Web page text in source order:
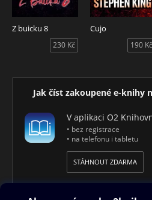
Z buicku 8
230 Kč
Cujo
190 Kč
Jak číst zakoupené e-knihy
V aplikaci O2
• bez registrace
• na telefonu i tabletu
STÁHNOUT ZDARMA